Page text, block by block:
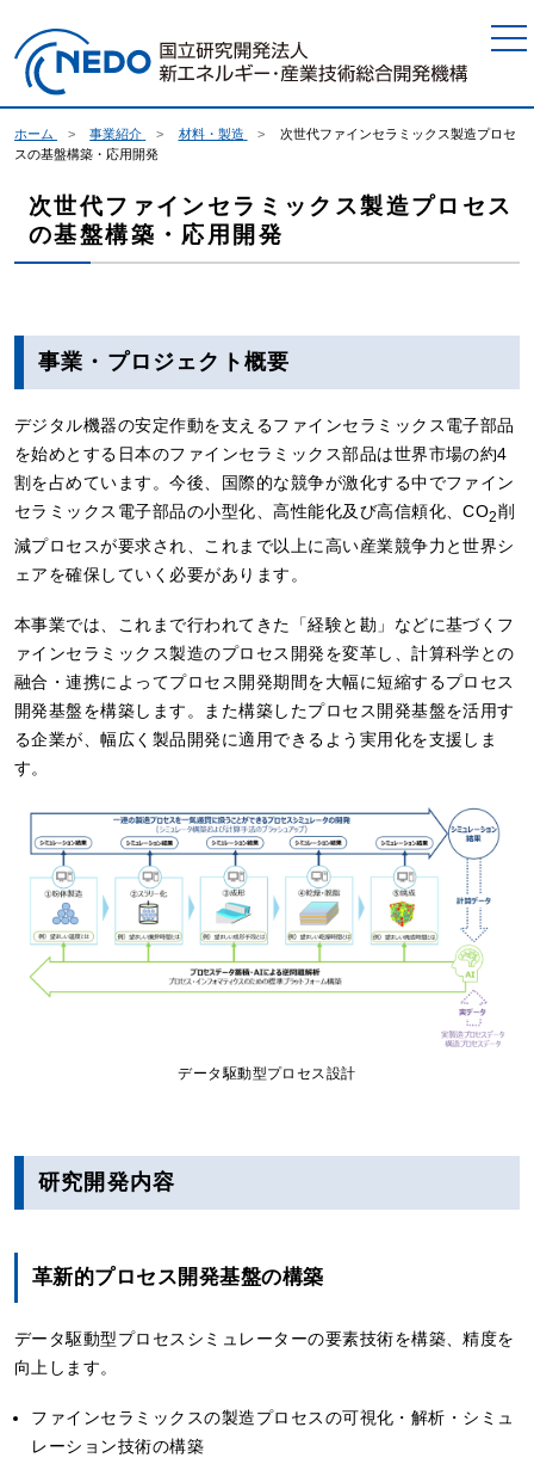
ホーム 事業紹介 材料・製造
次世代ファインセラミックス製造プロセ
スの基盤構築・応用開発
次世代ファインセラミックス製造プロセス
の基盤構築・応用開発
事業・プロジェクト概要
デジタル機器の安定作動を支えるファインセラミックス電子部品
を始めとする日本のファインセラミックス部品は世界市場の約4
割を占めています。今後、国際的な競争が激化する中でファイン
セラミックス電子部品の小型化、高性能化及び高信頼化、CO2削
減プロセスが要求され、これまで以上に高い産業競争力と世界シ
ェアを確保していく必要があります。
本事業では、これまで行われてきた「経験と勘」などに基づくフ
ァインセラミックス製造のプロセス開発を変革し、計算科学との
融合・連携によってプロセス開発期間を大幅に短縮するプロセス
開発基盤を構築します。また構築したプロセス開発基盤を活用す
る企業が、幅広く製品開発に適用できるよう実用化を支援しま
す。
データ駆動型プロセス設計
研究開発内容
革新的プロセス開発基盤の構築
データ駆動型プロセスシミュレーターの要素技術を構築、精度を
向上します。
ファインセラミックスの製造プロセスの可視化・解析・シミュ
レーション技術の構築